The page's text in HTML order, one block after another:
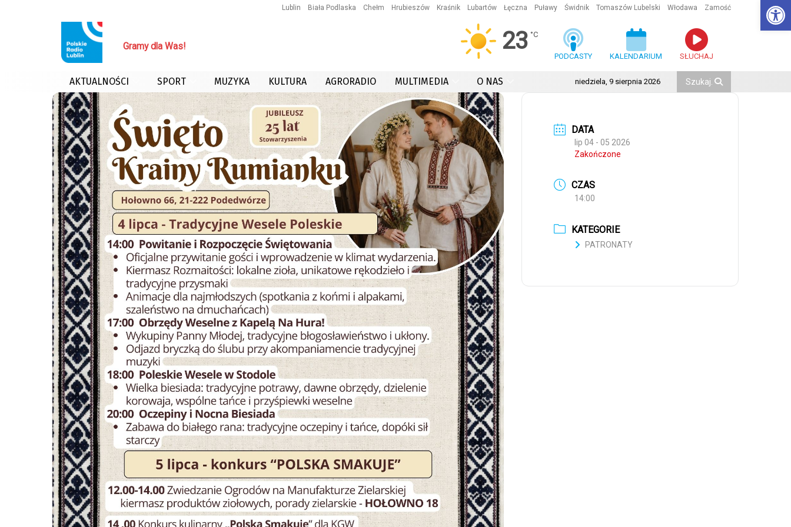
Lublin Biała Podlaska Chełm Hrubieszów Kraśnik Lubartów Łęczna Puławy Świdnik Tomaszów Lubelski Włodawa Zamość
Gramy dla Was! 23 °C
PODCASTY KALENDARIUM SŁUCHAJ
AKTUALNOŚCI SPORT MUZYKA KULTURA AGRORADIO MULTIMEDIA O NAS niedziela, 9 sierpnia 2026
DATA
lip 04 - 05 2026
Zakończone
CZAS
14:00
KATEGORIE
PATRONATY